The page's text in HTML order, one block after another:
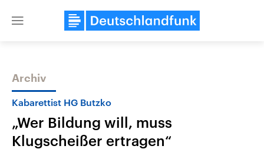
Close
Themen
Archiv
Kabarettist HG Butzko
„Wer Bildung will, muss
Klugscheißer ertragen“